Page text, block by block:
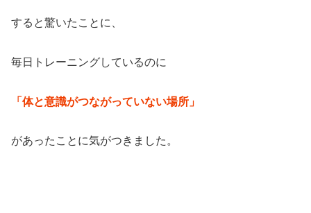
すると驚いたことに、
毎日トレーニングしているのに
「体と意識がつながっていない場所」
があったことに気がつきました。